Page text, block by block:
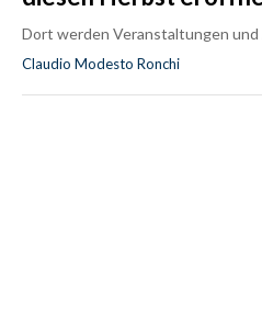
Dort werden Veranstaltungen
Claudio Modesto Ronchi